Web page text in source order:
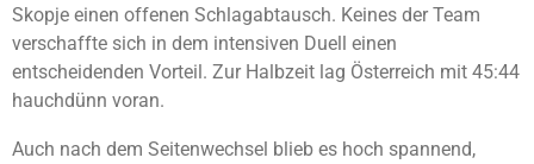
Skopje einen offenen Schlagabtausch. Keines der Team
verschaffte sich in dem intensiven Duell einen
entscheidenden Vorteil. Zur Halbzeit lag Österreich mit 45:44
hauchdünn voran.
Auch nach dem Seitenwechsel blieb es hoch spannend,